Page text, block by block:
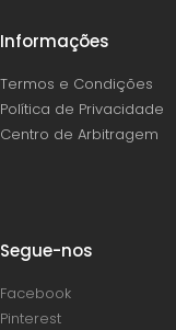
Informações
Termos e Condições
Política de Privacidade
Centro de Arbitragem
Segue-nos
Facebook
Pinterest